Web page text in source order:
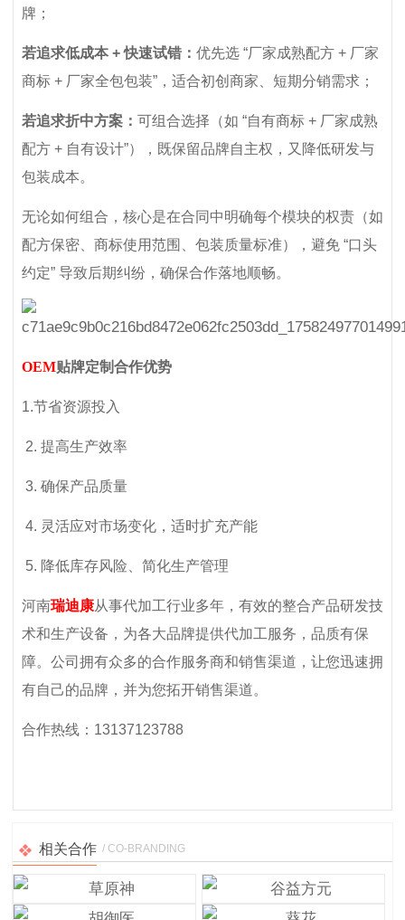
牌；
若追求低成本 + 快速试错： 优先选 “厂家成熟配方 + 厂家
商标 + 厂家全包包装”，适合初创商家、短期分销需求；
若追求折中方案： 可组合选择（如 “自有商标 + 厂家成熟
配方 + 自有设计”），既保留品牌自主权，又降低研发与
包装成本。
无论如何组合，核心是在合同中明确每个模块的权责（如
配方保密、商标使用范围、包装质量标准），避免 “口头
约定” 导致后期纠纷，确保合作落地顺畅。
OEM贴牌定制合作优势
1.节省资源投入
2. 提高生产效率
3. 确保产品质量
4. 灵活应对市场变化，适时扩充产能
5. 降低库存风险、简化生产管理
河南瑞迪康从事代加工行业多年，有效的整合产品研发技
术和生产设备，为各大品牌提供代加工服务，品质有保
障。公司拥有众多的合作服务商和销售渠道，让您迅速拥
有自己的品牌，并为您拓开销售渠道。
合作热线：13137123788
相关合作 / CO-BRANDING